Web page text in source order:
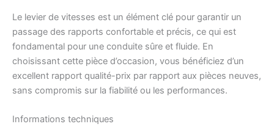
Le levier de vitesses est un élément clé pour garantir un
passage des rapports confortable et précis, ce qui est
fondamental pour une conduite sûre et fluide. En
choisissant cette pièce d’occasion, vous bénéficiez d’un
excellent rapport qualité-prix par rapport aux pièces neuves,
sans compromis sur la fiabilité ou les performances.
Informations techniques